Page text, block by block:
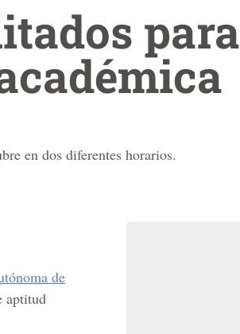
para
en dos diferentes horarios.
de
aptitud